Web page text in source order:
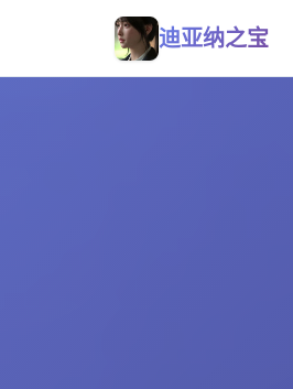
迪亚纳之宝